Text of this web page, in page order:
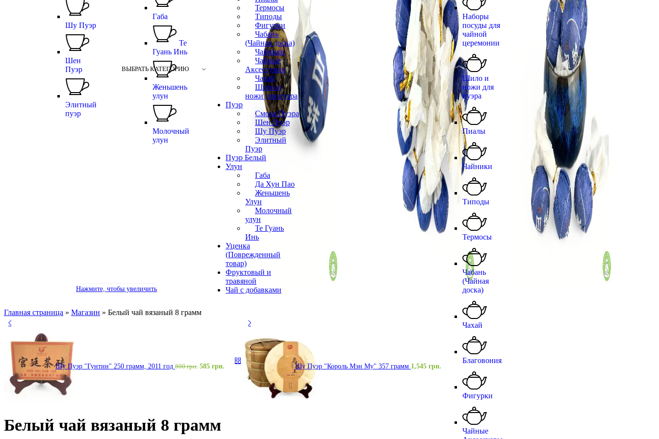
ВЫБРАТЬ КАТЕГОРИЮ
Термосы
Типоды
Фигурки
Чабань
(Чайная доска)
Чайники
Чайные
Аксессуары
Чахай
Шило и
ножи для пуэра
Пуэр
Смола Пуэра
Шен Пуэр
Шу Пуэр
Элитный
Пуэр
Пуэр Белый
Улун
Габа
Да Хун Пао
Женьшень
Улун
Молочный
улун
Те Гуань
Инь
Уценка
(Поврежденный
товар)
Фруктовый и
травяной
Чай с добавками
Шу Пуэр
Шен
Пуэр
Элитный
пуэр
Габа
Те
Гуань Инь
Женьшень
улун
Молочный
улун
Наборы
посуды для
чайной
церемонии
Шило и
ножи для
пуэра
Пиалы
Чайники
Типоды
Термосы
Чабань
(Чайная
доска)
Чахай
Благовония
Фигурки
Чайные
Нажмите, чтобы увеличить
Главная страница » Магазин » Белый чай вязаный 8 грамм
Шу Пуэр "Гунтин" 250 грамм, 2011 год 800грн. 585 грн. Шу Пуэр "Король Мэн Му" 357 грамм 1,545 грн.
Белый чай вязаный 8 грамм